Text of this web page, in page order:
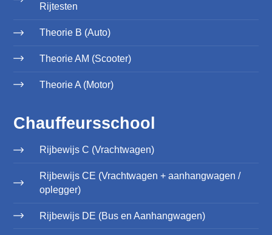
Rijtesten
Theorie B (Auto)
Theorie AM (Scooter)
Theorie A (Motor)
Chauffeursschool
Rijbewijs C (Vrachtwagen)
Rijbewijs CE (Vrachtwagen + aanhangwagen /
oplegger)
Rijbewijs DE (Bus en Aanhangwagen)